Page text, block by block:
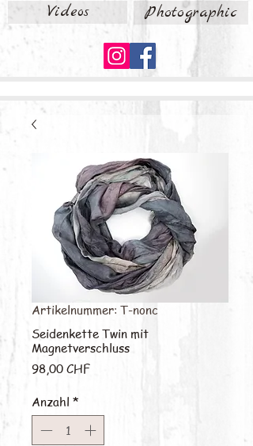
Videos Photographic
Artikelnummer: T-nonc
Seidenkette Twin mit
Magnetverschluss
98,00 CHFPreis
Anzahl *